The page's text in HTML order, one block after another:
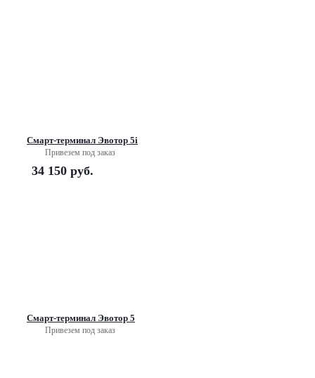
Смарт-терминал Эвотор 5i
Привезем под заказ
34 150 руб.
Смарт-терминал Эвотор 5
Привезем под заказ